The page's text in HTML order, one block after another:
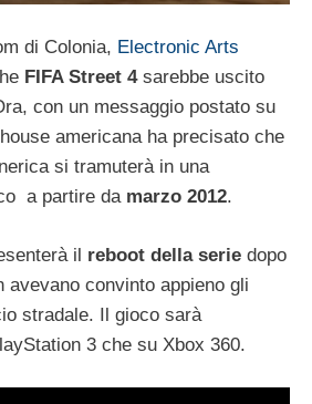
di Colonia, Electronic Arts
FIFA Street 4sarebbe uscito
con un messaggio postato su
americana ha precisato che
si tramuterà in una
a partire da marzo 2012.
il reboot della serie dopo
avevano convinto appieno gli
stradale. Il gioco sarà
3 che su Xbox 360.